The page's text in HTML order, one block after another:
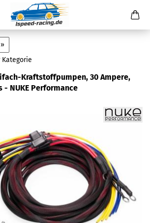
Kraftstoffpumpen, 30 Ampere,
NUKE Performance